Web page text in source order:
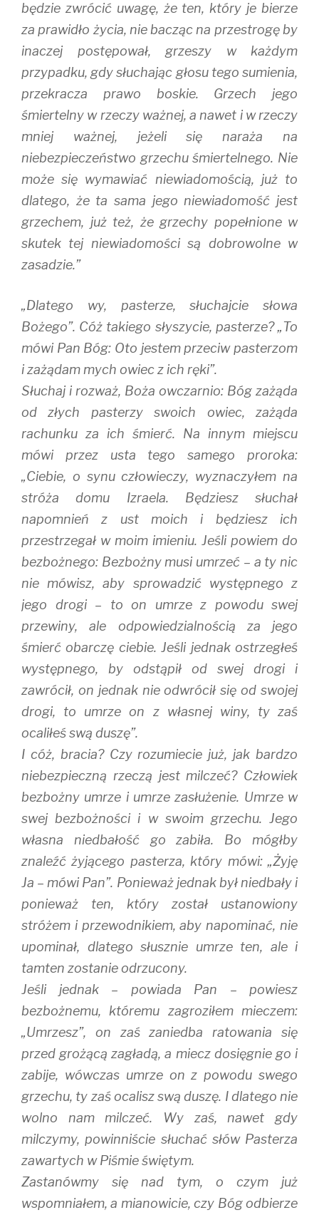
będzie zwrócić uwagę, że ten, który je bierze
za prawidło życia, nie bacząc na przestrogę by
inaczej postępował, grzeszy w każdym
przypadku, gdy słuchając głosu tego sumienia,
przekracza prawo boskie. Grzech jego
śmiertelny w rzeczy ważnej, a nawet i w rzeczy
mniej ważnej, jeżeli się naraża na
niebezpieczeństwo grzechu śmiertelnego. Nie
może się wymawiać niewiadomością, już to
dlatego, że ta sama jego niewiadomość jest
grzechem, już też, że grzechy popełnione w
skutek tej niewiadomości są dobrowolne w
zasadzie.”
„Dlatego wy, pasterze, słuchajcie słowa
Bożego”. Cóż takiego słyszycie, pasterze? „To
mówi Pan Bóg: Oto jestem przeciw pasterzom
i zażądam mych owiec z ich ręki”.
Słuchaj i rozważ, Boża owczarnio: Bóg zażąda
od złych pasterzy swoich owiec, zażąda
rachunku za ich śmierć. Na innym miejscu
mówi przez usta tego samego proroka:
„Ciebie, o synu człowieczy, wyznaczyłem na
stróża domu Izraela. Będziesz słuchał
napomnień z ust moich i będziesz ich
przestrzegał w moim imieniu. Jeśli powiem do
bezbożnego: Bezbożny musi umrzeć – a ty nic
nie mówisz, aby sprowadzić występnego z
jego drogi – to on umrze z powodu swej
przewiny, ale odpowiedzialnością za jego
śmierć obarczę ciebie. Jeśli jednak ostrzegłeś
występnego, by odstąpił od swej drogi i
zawrócił, on jednak nie odwrócił się od swojej
drogi, to umrze on z własnej winy, ty zaś
ocaliłeś swą duszę”.
I cóż, bracia? Czy rozumiecie już, jak bardzo
niebezpieczną rzeczą jest milczeć? Człowiek
bezbożny umrze i umrze zasłużenie. Umrze w
swej bezbożności i w swoim grzechu. Jego
własna niedbałość go zabiła. Bo mógłby
znaleźć żyjącego pasterza, który mówi: „Żyję
Ja – mówi Pan”. Ponieważ jednak był niedbały i
ponieważ ten, który został ustanowiony
stróżem i przewodnikiem, aby napominać, nie
upominał, dlatego słusznie umrze ten, ale i
tamten zostanie odrzucony.
Jeśli jednak – powiada Pan – powiesz
bezbożnemu, któremu zagroziłem mieczem:
„Umrzesz”, on zaś zaniedba ratowania się
przed grożącą zagładą, a miecz dosięgnie go i
zabije, wówczas umrze on z powodu swego
grzechu, ty zaś ocalisz swą duszę. I dlatego nie
wolno nam milczeć. Wy zaś, nawet gdy
milczymy, powinniście słuchać słów Pasterza
zawartych w Piśmie świętym.
Zastanówmy się nad tym, o czym już
wspomniałem, a mianowicie, czy Bóg odbierze